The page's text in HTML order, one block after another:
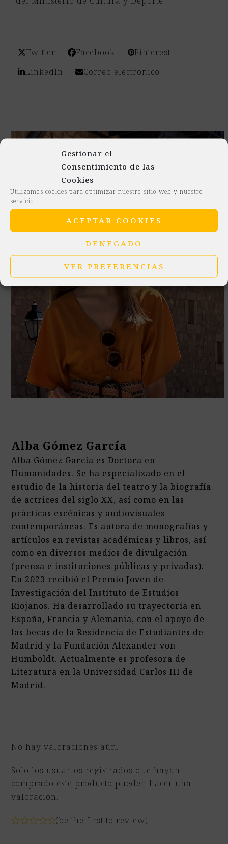
Gestionar el
Consentimiento de las
Cookies
Utilizamos cookies para optimizar nuestro sitio web y nuestro
servicio.
ACEPTAR COOKIES
DENEGADO
VER PREFERENCIAS
Twitter Facebook
Pinterest
LinkedIn
Correo electrónico
Alba Gómez García
Alba Gómez García es Doctora en
Humanidades. Se ha especializado en el
estudio de la historia del teatro y la biografía
de actrices del siglo XX, así como en las
prácticas escénicas y audiovisuales
contemporáneas. Es autora de monografías y
artículos en revistas académicas y libros, así
como en diversos medios de divulgación
(prensa e instituciones públicas y privadas).
En 2023 recibió el Premio Joven de
Investigación del Instituto de Estudios
Riojanos. Ha desarrollado su trayectoria en
España, Francia y Alemania, con el apoyo de
las becas de la Residencia de Estudiantes de
Madrid y la Fundación Alexander von
Humboldt. Actualmente es profesora de
Literatura en la Universidad Carlos III de
Madrid.
No hay valoraciones aún.
Solo los usuarios registrados que hayan
comprado este producto pueden hacer una
valoración.
(be the first to review)